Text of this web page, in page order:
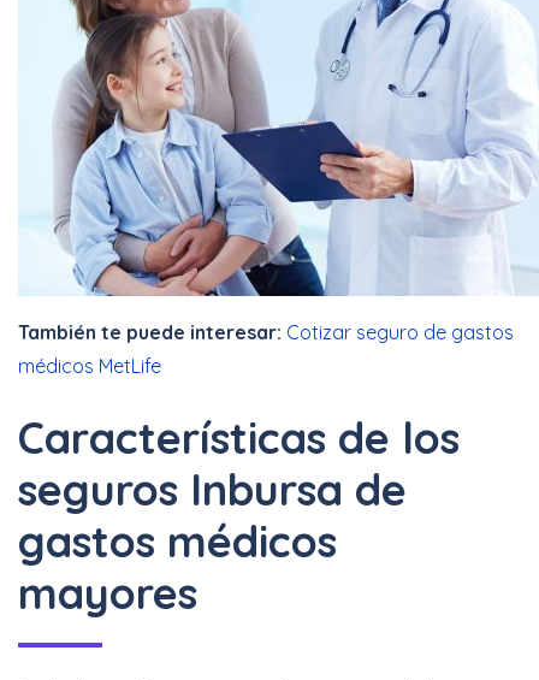
También te puede interesar: Cotizar seguro de gastos
médicos MetLife
Características de los
seguros Inbursa de
gastos médicos
mayores